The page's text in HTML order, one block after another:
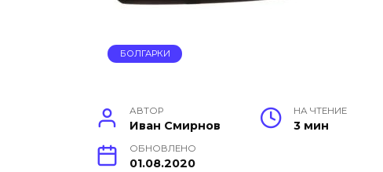
БОЛГАРКИ
АВТОР
Иван Смирнов
НА ЧТЕНИЕ
3 мин
ОБНОВЛЕНО
01.08.2020